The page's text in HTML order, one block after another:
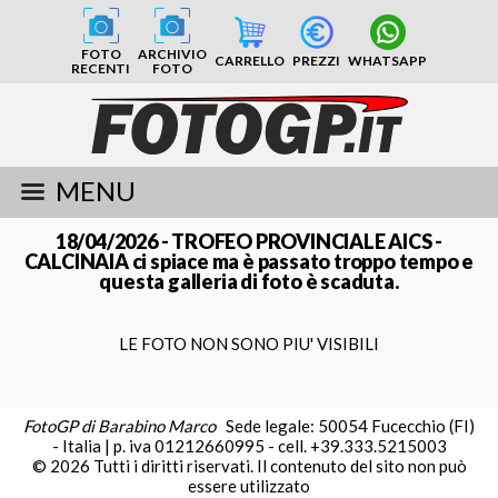
FOTO
RECENTI
ARCHIVIO
FOTO
CARRELLO PREZZI WHATSAPP
MENU
18/04/2026 - TROFEO PROVINCIALE AICS -
CALCINAIA ci spiace ma è passato troppo tempo e
questa galleria di foto è scaduta.
LE FOTO NON SONO PIU' VISIBILI
FotoGP di Barabino Marco Sede legale: 50054 Fucecchio (FI)
- Italia | p. iva 01212660995 - cell. +39.333.5215003
© 2026 Tutti i diritti riservati. Il contenuto del sito non può
essere utilizzato